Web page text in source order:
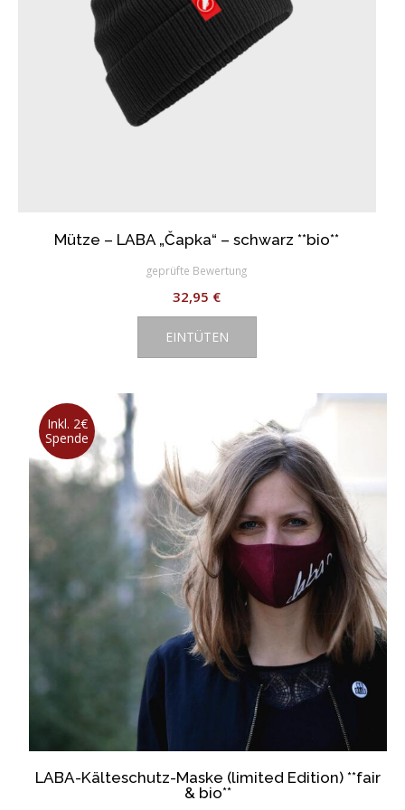
Mütze – LABA „Čapka“ – schwarz **bio**
geprüfte Bewertung
32,95 €
EINTÜTEN
Inkl. 2€
Spende
LABA-Kälteschutz-Maske (limited Edition) **fair
& bio**